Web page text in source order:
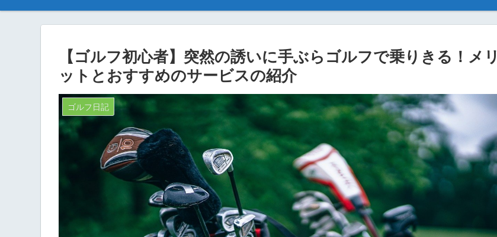
【ゴルフ初心者】突然の誘いに手ぶらゴルフで乗りきる！メリ
ットとおすすめのサービスの紹介
ゴルフ日記